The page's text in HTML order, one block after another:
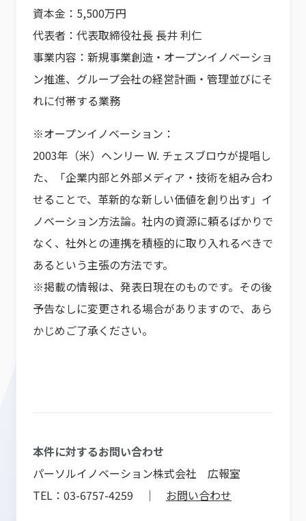
資本金：5,500万円
代表者：代表取締役社長 長井 利仁
事業内容：新規事業創造・オープンイノベーショ
ン推進、グループ会社の経営計画・管理並びにそ
れに付帯する業務
※オープンイノベーション：
2003年（米）ヘンリー W. チェスブロウが提唱し
た、「企業内部と外部メディア・技術を組み合わ
せることで、革新的な新しい価値を創り出す」イ
ノベーション方法論。社内の資源に頼るばかりで
なく、社外との連携を積極的に取り入れるべきで
あるという主張の方法です。
※掲載の情報は、発表日現在のものです。その後
予告なしに変更される場合がありますので、あら
かじめご了承ください。
本件に対するお問い合わせ
パーソルイノベーション株式会社 広報室
TEL：03-6757-4259 ｜ お問い合わせ